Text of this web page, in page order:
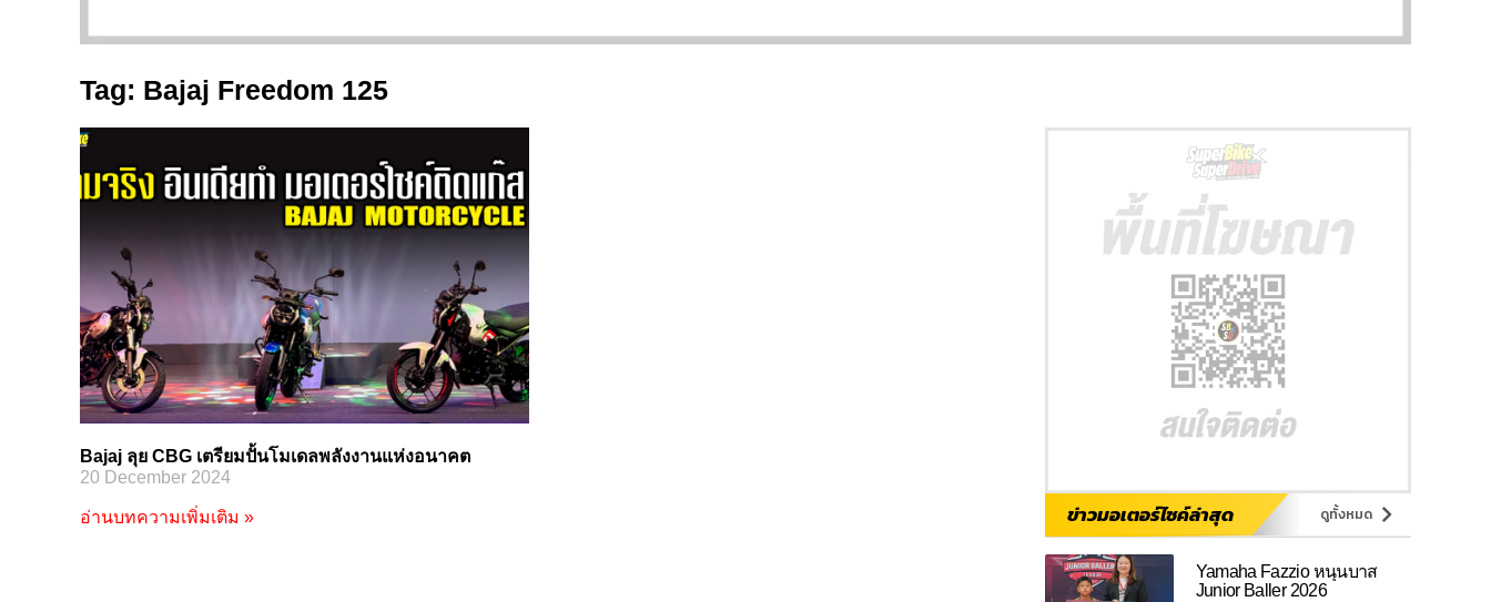
Tag: Bajaj Freedom 125
Bajaj ลุย CBG เตรียมปั้นโมเดลพลังงานแห่งอนาคต
20 December 2024
อ่านบทความเพิ่มเติม » ข่าวมอเตอร์ไซค์ล่าสุด ดูทั้งหมด
Yamaha Fazzio หนุนบาส
Junior Baller 2026